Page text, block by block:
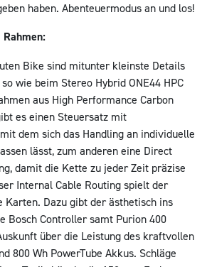
haben. Abenteuermodus an und los!
Bike sind mitunter kleinste Details
wie beim Stereo Hybrid ONE44 HPC
aus High Performance Carbon
es einen Steuersatz mit
dem sich das Handling an individuelle
lässt, zum anderen eine Direct
damit die Kette zu jeder Zeit präzise
Internal Cable Routing spielt der
Karten. Dazu gibt der ästhetisch ins
Bosch Controller samt Purion 400
über die Leistung des kraftvollen
800 Wh PowerTube Akkus. Schläge